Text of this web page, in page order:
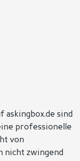
askingbox.de sind
professionelle
von
nicht zwingend